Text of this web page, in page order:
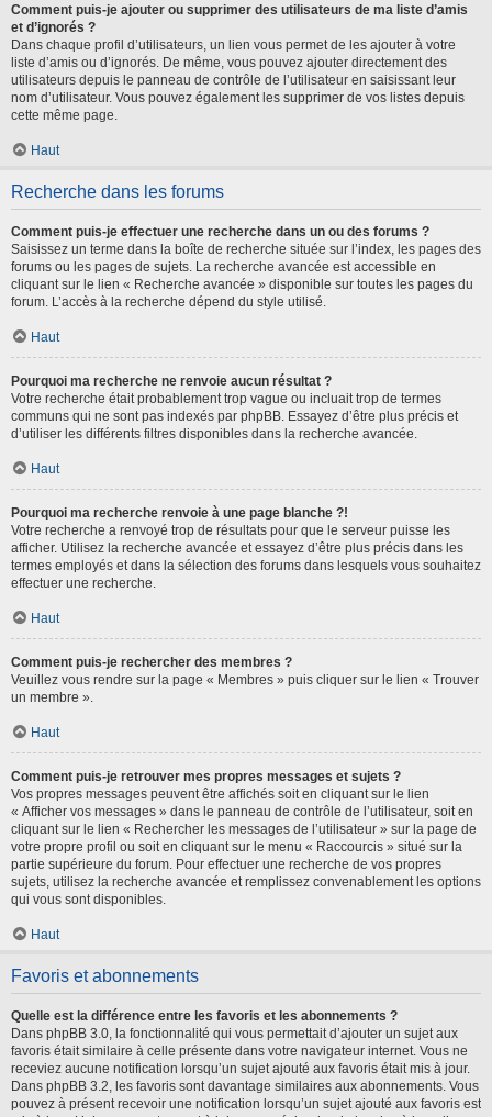
Comment puis-je ajouter ou supprimer des utilisateurs de ma liste d’amis
et d’ignorés ?
Dans chaque profil d’utilisateurs, un lien vous permet de les ajouter à votre
liste d’amis ou d’ignorés. De même, vous pouvez ajouter directement des
utilisateurs depuis le panneau de contrôle de l’utilisateur en saisissant leur
nom d’utilisateur. Vous pouvez également les supprimer de vos listes depuis
cette même page.
Haut
Recherche dans les forums
Comment puis-je effectuer une recherche dans un ou des forums ?
Saisissez un terme dans la boîte de recherche située sur l’index, les pages des
forums ou les pages de sujets. La recherche avancée est accessible en
cliquant sur le lien « Recherche avancée » disponible sur toutes les pages du
forum. L’accès à la recherche dépend du style utilisé.
Haut
Pourquoi ma recherche ne renvoie aucun résultat ?
Votre recherche était probablement trop vague ou incluait trop de termes
communs qui ne sont pas indexés par phpBB. Essayez d’être plus précis et
d’utiliser les différents filtres disponibles dans la recherche avancée.
Haut
Pourquoi ma recherche renvoie à une page blanche ?!
Votre recherche a renvoyé trop de résultats pour que le serveur puisse les
afficher. Utilisez la recherche avancée et essayez d’être plus précis dans les
termes employés et dans la sélection des forums dans lesquels vous souhaitez
effectuer une recherche.
Haut
Comment puis-je rechercher des membres ?
Veuillez vous rendre sur la page « Membres » puis cliquer sur le lien « Trouver
un membre ».
Haut
Comment puis-je retrouver mes propres messages et sujets ?
Vos propres messages peuvent être affichés soit en cliquant sur le lien
« Afficher vos messages » dans le panneau de contrôle de l’utilisateur, soit en
cliquant sur le lien « Rechercher les messages de l’utilisateur » sur la page de
votre propre profil ou soit en cliquant sur le menu « Raccourcis » situé sur la
partie supérieure du forum. Pour effectuer une recherche de vos propres
sujets, utilisez la recherche avancée et remplissez convenablement les options
qui vous sont disponibles.
Haut
Favoris et abonnements
Quelle est la différence entre les favoris et les abonnements ?
Dans phpBB 3.0, la fonctionnalité qui vous permettait d’ajouter un sujet aux
favoris était similaire à celle présente dans votre navigateur internet. Vous ne
receviez aucune notification lorsqu’un sujet ajouté aux favoris était mis à jour.
Dans phpBB 3.2, les favoris sont davantage similaires aux abonnements. Vous
pouvez à présent recevoir une notification lorsqu’un sujet ajouté aux favoris est